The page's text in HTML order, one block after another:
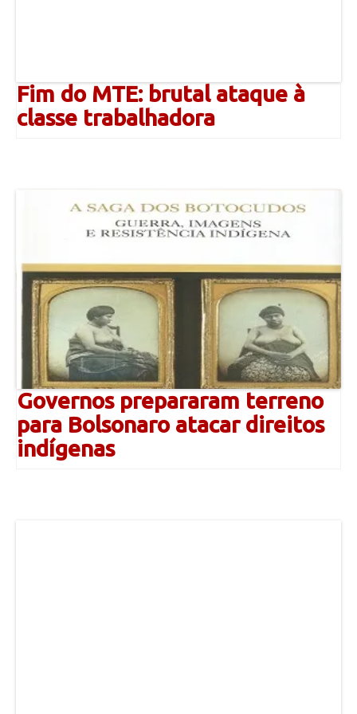
Fim do MTE: brutal ataque à
classe trabalhadora
Governos prepararam terreno
para Bolsonaro atacar direitos
indígenas